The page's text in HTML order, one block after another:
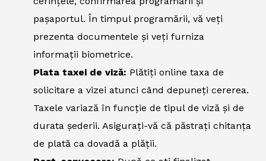
pașaportul. În timpul programării, vă veți
prezenta documentele și veți furniza
informații biometrice.
Plata taxei de viză: Plătiți online taxa de
solicitare a vizei atunci când depuneți cererea.
Taxele variază în funcție de tipul de viză și de
durata șederii. Asigurați-vă că păstrați chitanța
de plată ca dovadă a plății.